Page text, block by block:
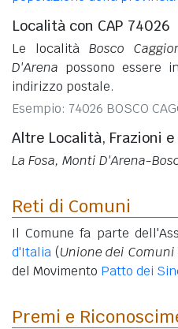
Località con CAP 74026
Le localitàBosco
D'Arena possono essere
indirizzo postale.
Esempio: 74026 BOSCO
Altre Località, Frazioni
La Fosa, Monti D'Arena-
Reti di Comuni
Il Comune fa parte
d'Italia (Unione dei Comuni
del Movimento Patto dei
Premi e